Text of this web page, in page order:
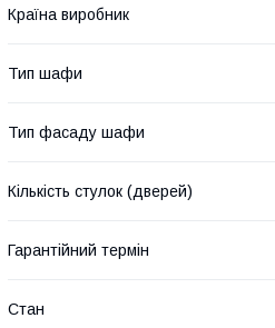
Країна виробник
Тип шафи
Тип фасаду шафи
Кількість стулок (дверей)
Гарантійний термін
Стан